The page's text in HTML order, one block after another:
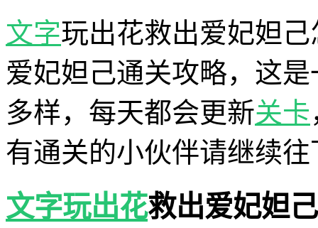
文字玩出花救出爱妃妲
爱妃妲己通关攻略，这是
多样，每天都会更新关卡
有通关的小伙伴请继续
文字玩出花救出爱妃妲